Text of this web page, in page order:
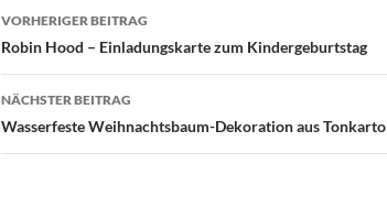
Beitragsnavigation
VORHERIGER BEITRAG
Robin Hood – Einladungskarte zum Kindergeburtstag
NÄCHSTER BEITRAG
Wasserfeste Weihnachtsbaum-Dekoration aus